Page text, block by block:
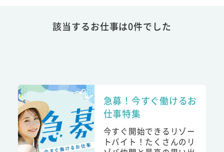
該当するお仕事は0件でした
急募！今すぐ働けるお
仕事特集
今すぐ開始できるリゾー
トバイト！たくさんのリ